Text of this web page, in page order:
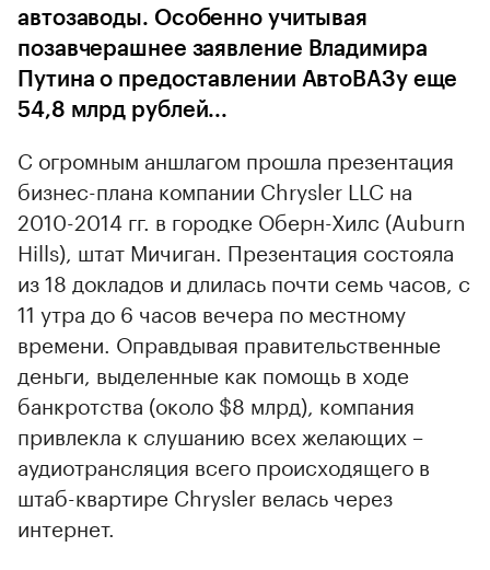
автозаводы. Особенно учитывая
позавчерашнее заявление Владимира
Путина о предоставлении АвтоВАЗу еще
54,8 млрд рублей...
С огромным аншлагом прошла презентация
бизнес-плана компании Chrysler LLC на
2010-2014 гг. в городке Оберн-Хилс (Auburn
Hills), штат Мичиган. Презентация состояла
из 18 докладов и длилась почти семь часов, с
11 утра до 6 часов вечера по местному
времени. Оправдывая правительственные
деньги, выделенные как помощь в ходе
банкротства (около $8 млрд), компания
привлекла к слушанию всех желающих –
аудиотрансляция всего происходящего в
штаб-квартире Chrysler велась через
интернет.